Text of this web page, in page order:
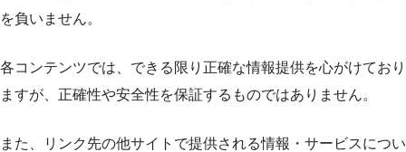
を負いません。
各コンテンツでは、できる限り正確な情報提供を心がけており
ますが、正確性や安全性を保証するものではありません。
また、リンク先の他サイトで提供される情報・サービスについ